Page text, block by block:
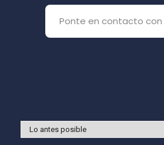
Ponte en contacto